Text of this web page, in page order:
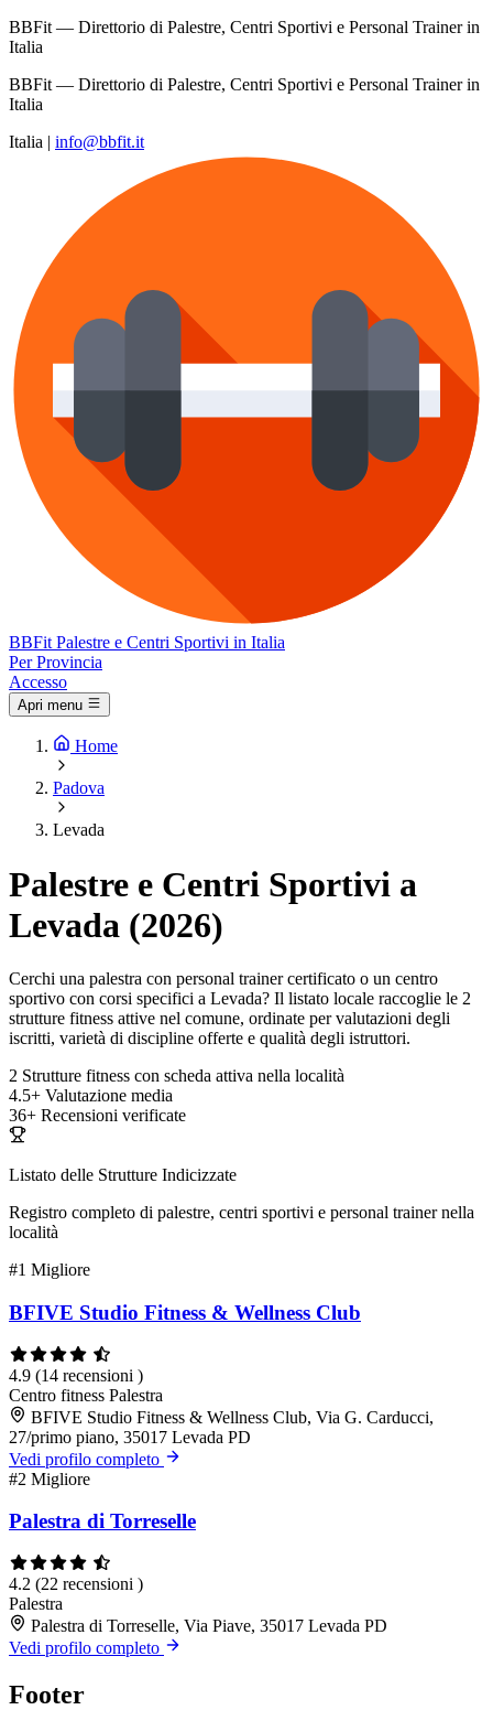
BBFit — Direttorio di Palestre, Centri Sportivi e Personal Trainer in
Italia
BBFit — Direttorio di Palestre, Centri Sportivi e Personal Trainer in
Italia
Italia | info@bbfit.it
BBFit Palestre e Centri Sportivi in Italia
Per Provincia
Accesso
Apri menu
Home
Padova
Levada
Palestre e Centri Sportivi a
Levada (2026)
Cerchi una palestra con personal trainer certificato o un centro
sportivo con corsi specifici a Levada? Il listato locale raccoglie le 2
strutture fitness attive nel comune, ordinate per valutazioni degli
iscritti, varietà di discipline offerte e qualità degli istruttori.
2 Strutture fitness con scheda attiva nella località
4.5+ Valutazione media
36+ Recensioni verificate
Listato delle Strutture Indicizzate
Registro completo di palestre, centri sportivi e personal trainer nella
località
#1 Migliore
BFIVE Studio Fitness & Wellness Club
4.9 (14 recensioni )
Centro fitness Palestra
BFIVE Studio Fitness & Wellness Club, Via G. Carducci,
27/primo piano, 35017 Levada PD
Vedi profilo completo
#2 Migliore
Palestra di Torreselle
4.2 (22 recensioni )
Palestra
Palestra di Torreselle, Via Piave, 35017 Levada PD
Vedi profilo completo
Footer